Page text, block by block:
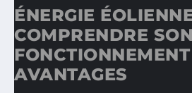
ÉNERGIE
COMPRENDRE SON
AVANTAGES